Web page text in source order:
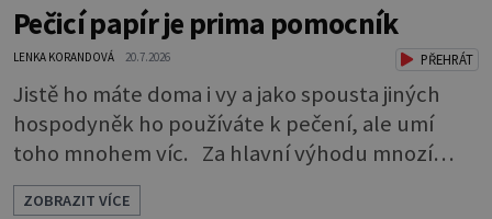
Pečicí papír je prima pomocník
LENKA KORANDOVÁ 20.7.2026 PŘEHRÁT
Jistě ho máte doma i vy a jako spousta jiných
hospodyněk ho používáte k pečení, ale umí
toho mnohem víc. Za hlavní výhodu mnozí
považují to, že nemusí vymazávat plech, ať už
pečou moučníky nebo nějaký druh slaného
ZOBRAZIT VÍCE